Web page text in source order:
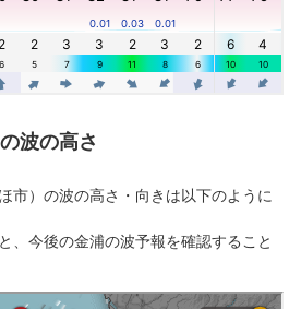
波の高さ
市）の波の高さ・向きは以下のように
、今後の金浦の波予報を確認すること